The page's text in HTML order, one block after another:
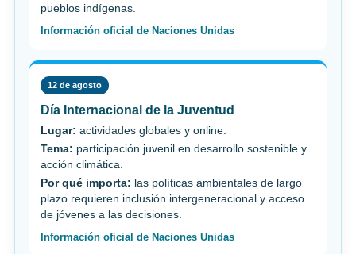
pueblos indígenas.
Información oficial de Naciones Unidas
12 de agosto
Día Internacional de la Juventud
Lugar: actividades globales y online.
Tema: participación juvenil en desarrollo sostenible y
acción climática.
Por qué importa: las políticas ambientales de largo
plazo requieren inclusión intergeneracional y acceso
de jóvenes a las decisiones.
Información oficial de Naciones Unidas